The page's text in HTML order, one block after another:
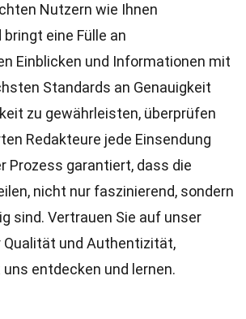
Nutzern wie Ihnen
eine Fülle an
Einblicken und Informationen mit
Standards an Genauigkeit
zu gewährleisten, überprüfen
Redakteure jede Einsendung
Prozess garantiert, dass die
nicht nur faszinierend, sondern
sind. Vertrauen Sie auf unser
Qualität und Authentizität,
entdecken und lernen.